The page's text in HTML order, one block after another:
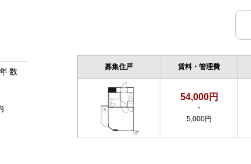
募集住戸 賃料・管理費
54,000円
・
5,000円
数